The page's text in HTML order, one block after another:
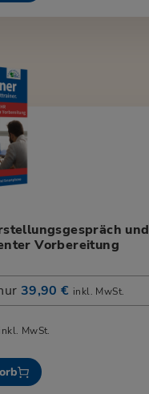
und
Vorbereitung
39,90 € inkl. MwSt.
inkl. MwSt.